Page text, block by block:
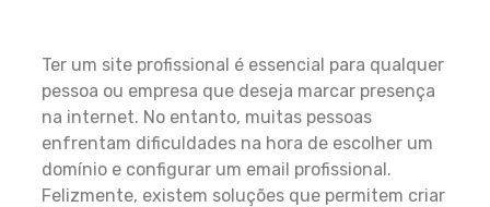
Ter um site profissional é essencial para qualquer
pessoa ou empresa que deseja marcar presença
na internet. No entanto, muitas pessoas
enfrentam dificuldades na hora de escolher um
domínio e configurar um email profissional.
Felizmente, existem soluções que permitem criar